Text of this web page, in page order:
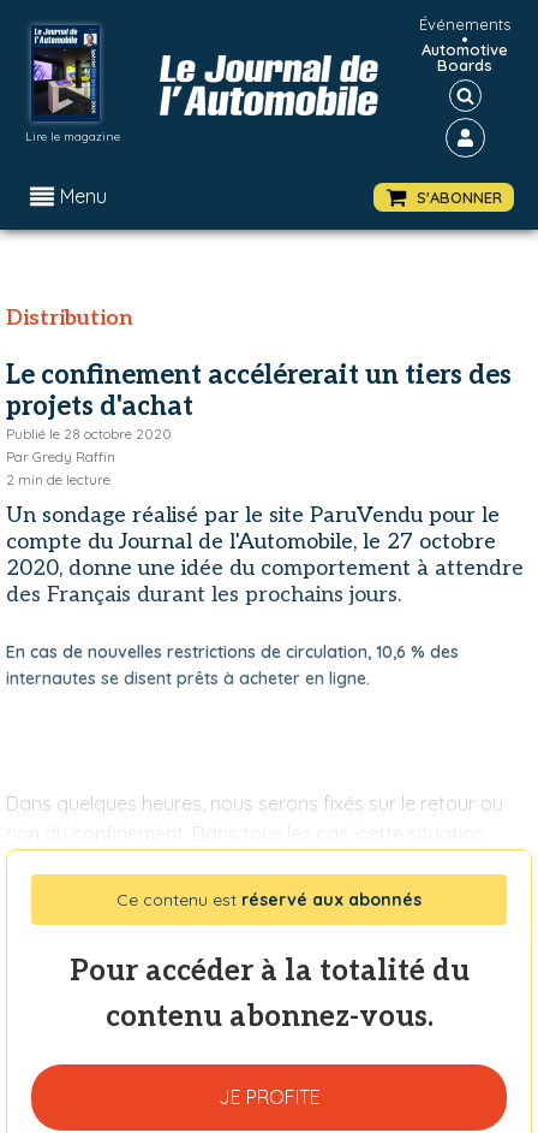
Lire le magazine
Événements
•
Automotive
Boards
Menu S'ABONNER
Distribution
Le confinement accélérerait un tiers des
projets d'achat
Publié le 28 octobre 2020
Par Gredy Raffin
2 min de lecture
Un sondage réalisé par le site ParuVendu pour le
compte du Journal de l'Automobile, le 27 octobre
2020, donne une idée du comportement à attendre
des Français durant les prochains jours.
En cas de nouvelles restrictions de circulation, 10,6 % des
internautes se disent prêts à acheter en ligne.
Dans quelques heures, nous serons fixés sur le retour ou
non du confinement. Dans tous les cas, cette situation
Ce contenu est réservé aux abonnés
Pour accéder à la totalité du
contenu abonnez-vous.
JE PROFITE